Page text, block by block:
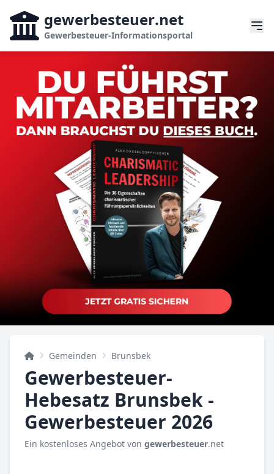
gewerbesteuer.net
Gewerbesteuer-Informationsportal
Gemeinden Brunsbek
Gewerbesteuer-
Hebesatz Brunsbek -
Gewerbesteuer 2026
Ein kostenloses Angebot von gewerbesteuer.net